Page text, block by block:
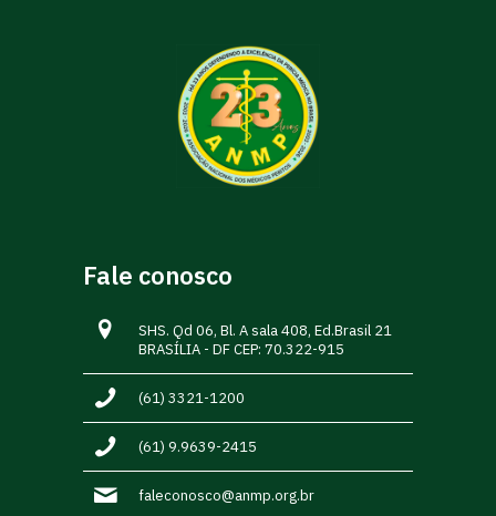
Fale conosco
SHS. Qd 06, Bl. A sala 408, Ed.Brasil 21
BRASÍLIA - DF CEP: 70.322-915
(61) 3321-1200
(61) 9.9639-2415
faleconosco@anmp.org.br